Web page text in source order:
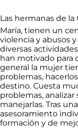
Las hermanas de
María, tienen un
violencia y abusos
diversas
han motivado para
general la mujer
problemas,
destino. Cuesta
problemas,
manejarlas. Tras
asesoramiento
formación y de